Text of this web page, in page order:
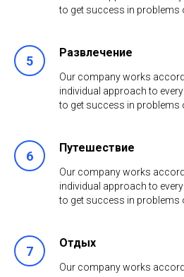
to get success in problems
Развлечение
Our company works
individual approach to
to get success in problems
Путешествие
Our company works
individual approach to
to get success in problems
Отдых
Our company works